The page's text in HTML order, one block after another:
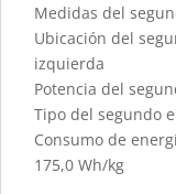
Medidas del
Ubicación del
izquierda
Potencia del
Tipo del segundo
Consumo de
175,0 Wh/kg